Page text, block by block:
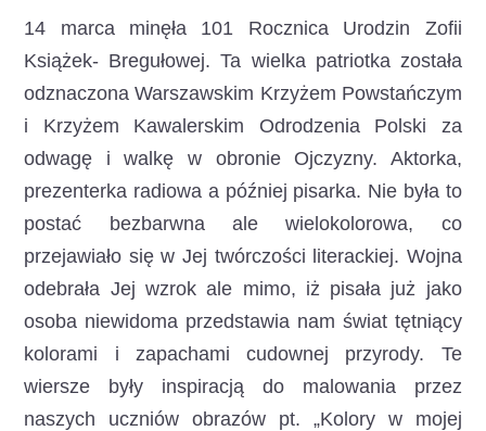
14 marca minęła 101 Rocznica Urodzin Zofii
Książek- Bregułowej. Ta wielka patriotka została
odznaczona Warszawskim Krzyżem Powstańczym
i Krzyżem Kawalerskim Odrodzenia Polski za
odwagę i walkę w obronie Ojczyzny. Aktorka,
prezenterka radiowa a później pisarka. Nie była to
postać bezbarwna ale wielokolorowa, co
przejawiało się w Jej twórczości literackiej. Wojna
odebrała Jej wzrok ale mimo, iż pisała już jako
osoba niewidoma przedstawia nam świat tętniący
kolorami i zapachami cudownej przyrody. Te
wiersze były inspiracją do malowania przez
naszych uczniów obrazów pt. „Kolory w mojej